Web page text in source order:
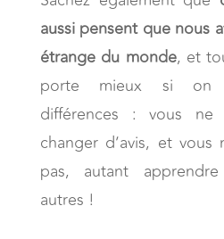
aussi pensent que nous
étrange du monde, et
porte mieux si on
différences : vous
changer d’avis, et vous
pas, autant
autres !